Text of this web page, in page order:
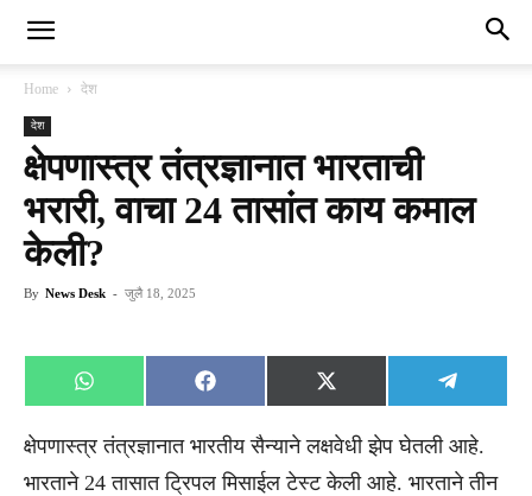
Home देश
देश
क्षेपणास्त्र तंत्रज्ञानात भारताची
भरारी, वाचा 24 तासांत काय कमाल
केली?
By News Desk - जुलै 18, 2025
Share
on
WhatsApp
Share
on
Facebook
Share
on
X
(Twitter)
Share
on
क्षेपणास्त्र तंत्रज्ञानात भारतीय सैन्याने लक्षवेधी झेप घेतली आहे.
भारताने 24 तासात ट्रिपल मिसाईल टेस्ट केली आहे. भारताने तीन